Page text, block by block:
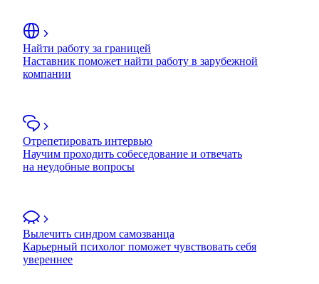
Найти работу за границей
Наставник поможет найти работу в зарубежной
компании
Отрепетировать интервью
Научим проходить собеседование и отвечать
на неудобные вопросы
Вылечить синдром самозванца
Карьерный психолог поможет чувствовать себя
увереннее